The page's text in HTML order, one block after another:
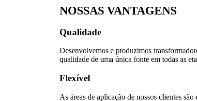
NOSSAS VANTAGENS
Qualidade
Desenvolvemos e produzimos
qualidade de uma única fonte em todas as
Flexível
As áreas de aplicação de nossos clientes